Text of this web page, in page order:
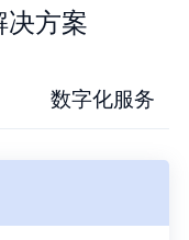
决方案
数字化服务